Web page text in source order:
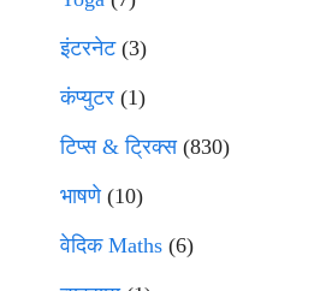
इंटरनेट(3)
कंप्युटर (1)
टिप्स & ट्रिक्स(830)
भाषणे(10)
वेदिक Maths (6)